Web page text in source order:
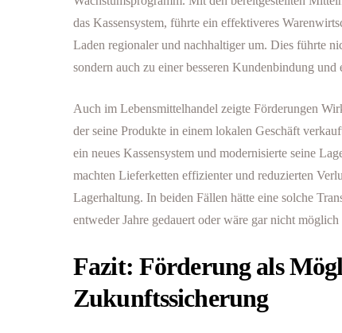
das Kassensystem, führte ein effektiveres
Laden regionaler und nachhaltiger um. Dies führte
sondern auch zu einer besseren Kundenbindung
Auch im Lebensmittelhandel zeigte Förderungen
der seine Produkte in einem lokalen Geschäft
ein neues Kassensystem und modernisierte seine
machten Lieferketten effizienter und reduzierten
Lagerhaltung. In beiden Fällen hätte eine solche
entweder Jahre gedauert oder wäre gar nicht möglich
Fazit: Förderung als
Zukunftssicherung